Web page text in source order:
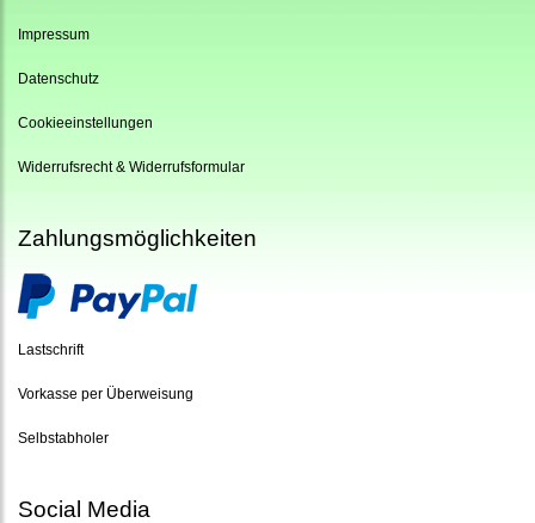
Impressum
Datenschutz
Cookieeinstellungen
Widerrufsrecht & Widerrufsformular
Zahlungsmöglichkeiten
Lastschrift
Vorkasse per Überweisung
Selbstabholer
Social Media